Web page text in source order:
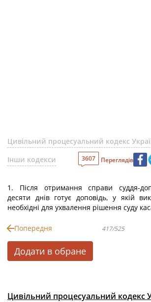
Цивільний процесуальний кодекс
Інши кодекси
3607 Переглядів
1. Після отримання справи суддя-
десяти днів готує доповідь, у якій
необхідні для ухвалення рішення суду
Попередня 417/525
Додати в обране
Цивільний процесуальний кодекс